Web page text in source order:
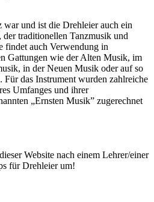
und ist die Drehleier auch ein
traditionellen Tanzmusik und
findet auch Verwendung in
Gattungen wie der Alten Musik, im
in der Neuen Musik oder auf so
Für das Instrument wurden zahlreiche
Umfanges und ihrer
„Ernsten Musik” zugerechnet
Website nach einem Lehrer/einer
für Drehleier um!